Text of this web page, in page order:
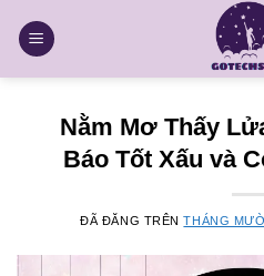
đến
Nằm Mơ Thấy
Báo Tốt Xấu và
ĐÃ ĐĂNG TRÊNTHÁNG